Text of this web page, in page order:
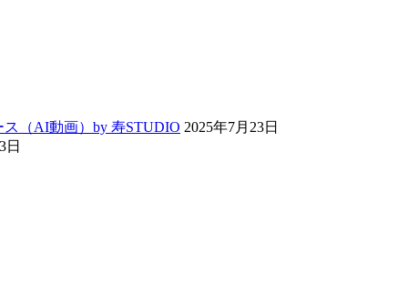
（AI動画）by 寿STUDIO 2025年7月23日
日